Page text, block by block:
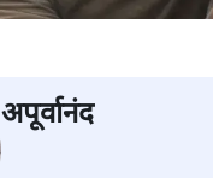
अपूर्वानंद